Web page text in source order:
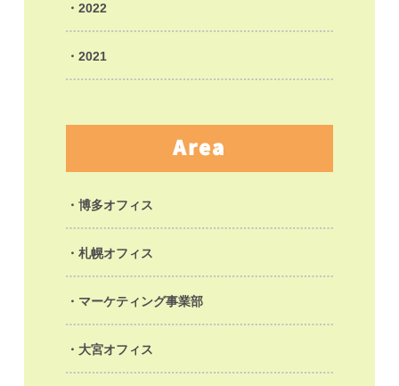
2022
2021
Area
博多オフィス
札幌オフィス
マーケティング事業部
大宮オフィス